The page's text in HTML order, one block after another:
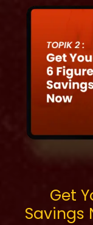
Get
Savings